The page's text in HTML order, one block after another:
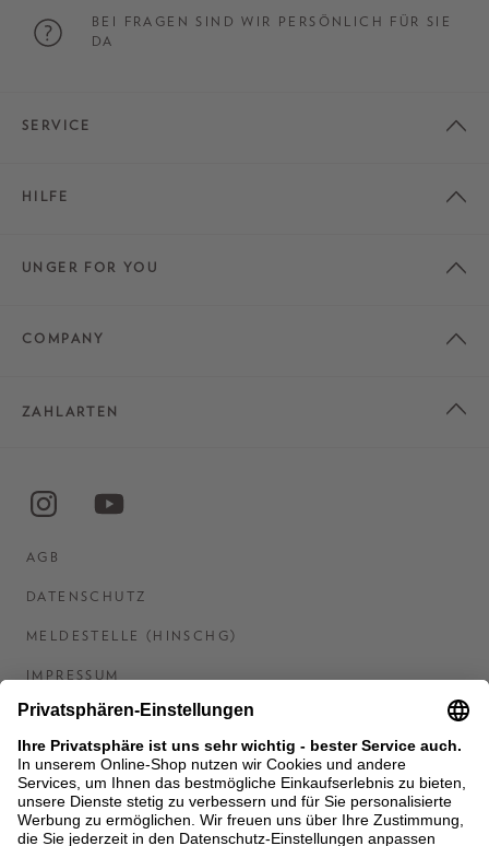
BEI FRAGEN SIND WIR PERSÖNLICH FÜR SIE
DA
SERVICE
HILFE
UNGER FOR YOU
COMPANY
ZAHLARTEN
AGB
DATENSCHUTZ
MELDESTELLE (HINSCHG)
IMPRESSUM
BARRIEREFREIHEITSERKLÄRUNG
KONTAKT
COOKIES
MEN'S WORLD: BRAUN HAMBURG